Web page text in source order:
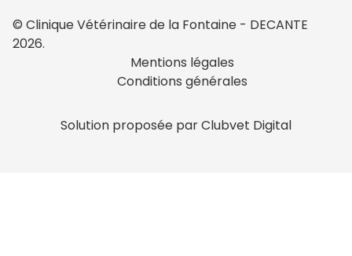
© Clinique Vétérinaire de la Fontaine - DECANTE
2026.
Mentions légales
Conditions générales
Solution proposée par Clubvet Digital